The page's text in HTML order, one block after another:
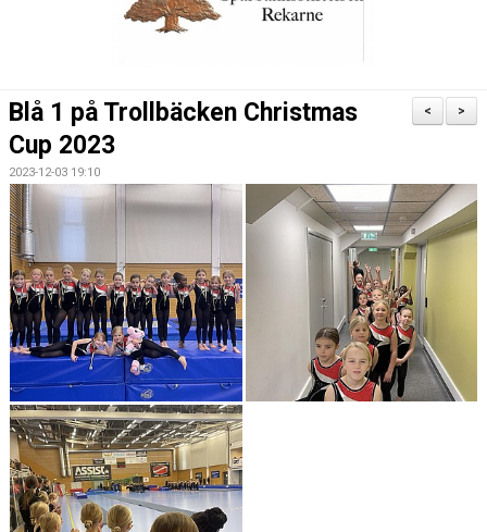
NYHETSARKIV
>
<
Blå 1 på Trollbäcken Christmas
Cup 2023
2023-12-03 19:10